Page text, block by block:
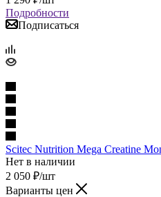
Подробности
Подписаться
Scitec Nutrition Mega Creatine
Нет в наличии
2 050 ₽/шт
Варианты цен